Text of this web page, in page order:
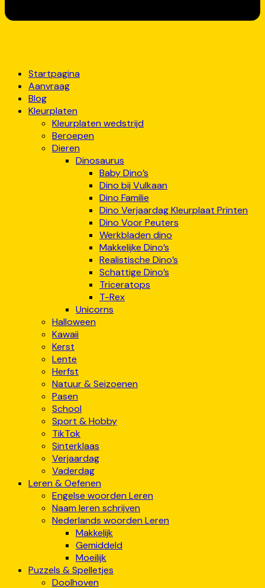
Startpagina
Aanvraag
Blog
Kleurplaten
Kleurplaten wedstrijd
Beroepen
Dieren
Dinosaurus
Baby Dino’s
Dino bij Vulkaan
Dino Familie
Dino Verjaardag Kleurplaat Printen
Dino Voor Peuters
Werkbladen dino
Makkelijke Dino’s
Realistische Dino’s
Schattige Dino’s
Triceratops
T-Rex
Unicorns
Halloween
Kawaii
Kerst
Lente
Herfst
Natuur & Seizoenen
Pasen
School
Sport & Hobby
TikTok
Sinterklaas
Verjaardag
Vaderdag
Leren & Oefenen
Engelse woorden Leren
Naam leren schrijven
Nederlands woorden Leren
Makkelijk
Gemiddeld
Moeilijk
Puzzels & Spelletjes
Doolhoven